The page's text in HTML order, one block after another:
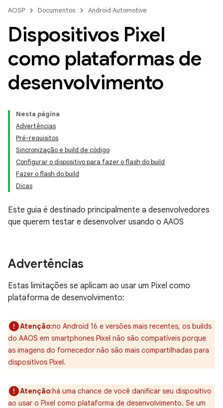
AOSP Documentos Android Automotive
Dispositivos Pixel
como plataformas de
desenvolvimento
Nesta página
Advertências
Pré-requisitos
Sincronização e build de código
Configurar o dispositivo para fazer o flash do build
Fazer o flash do build
Dicas
Este guia é destinado principalmente a desenvolvedores
que querem testar e desenvolver usando o AAOS
Advertências
Estas limitações se aplicam ao usar um Pixel como
plataforma de desenvolvimento:
Atenção:no Android 16 e versões mais recentes, os builds
do AAOS em smartphones Pixel não são compatíveis porque
as imagens do fornecedor não são mais compartilhadas para
dispositivos Pixel.
Atenção:há uma chance de você danificar seu dispositivo
ao usar o Pixel como plataforma de desenvolvimento. Se um